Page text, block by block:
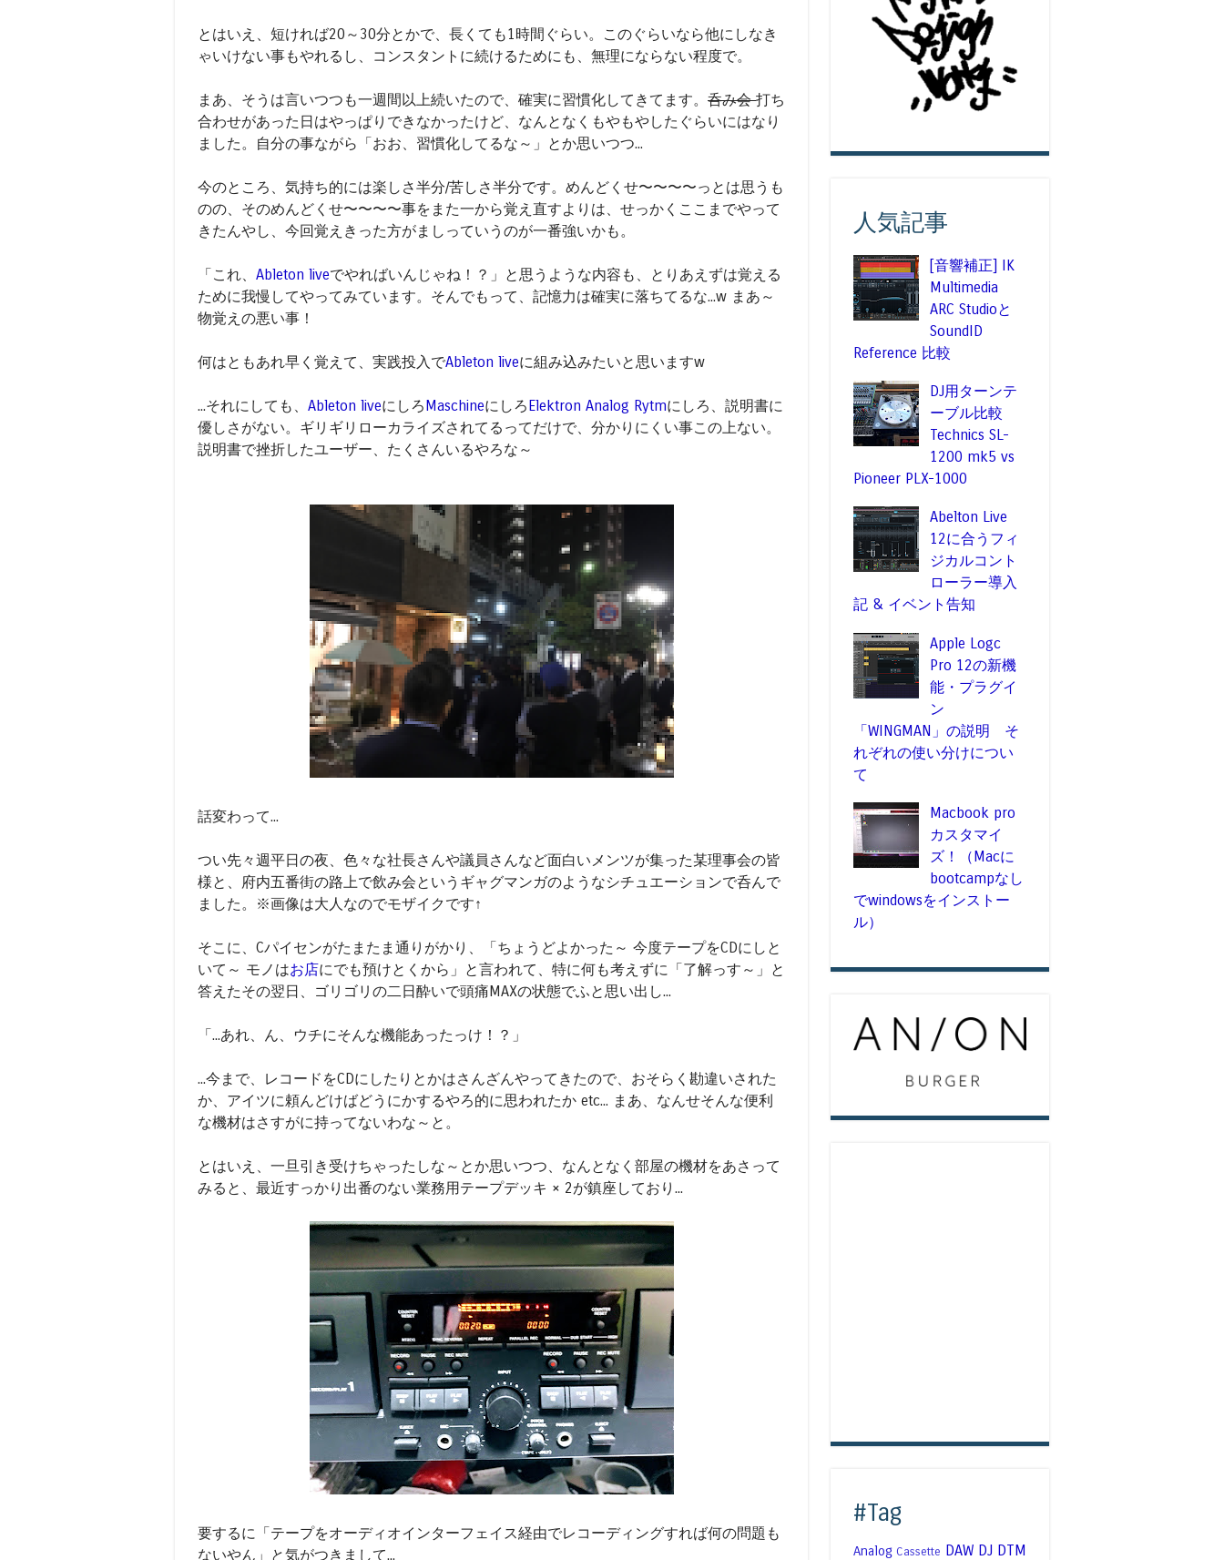
とはいえ、短ければ20～30分とかで、長くても1時間ぐらい。このぐらいなら他にしなき
ゃいけない事もやれるし、コンスタントに続けるためにも、無理にならない程度で。
まあ、そうは言いつつも一週間以上続いたので、確実に習慣化してきてます。 呑み会打ち
合わせがあった日はやっぱりできなかったけど、なんとなくもやもやしたぐらいにはなり
ました。自分の事ながら「おお、習慣化してるな～」とか思いつつ...
今のところ、気持ち的には楽しさ半分/苦しさ半分です。めんどくせ〜〜〜〜っとは思うも
のの、そのめんどくせ〜〜〜〜事をまた一から覚え直すよりは、せっかくここまでやって
きたんやし、今回覚えきった方がましっていうのが一番強いかも。
「これ、 Ableton liveでやればいんじゃね！？」と思うような内容も、とりあえずは覚える
ために我慢してやってみています。そんでもって、記憶力は確実に落ちてるな...w まあ～
物覚えの悪い事！
何はともあれ早く覚えて、実践投入でAbleton liveに組み込みたいと思いますw
...それにしても、 Ableton liveにしろMaschineにしろElektron Analog Rytmにしろ、説明書に
優しさがない。ギリギリローカライズされてるってだけで、分かりにくい事この上ない。
説明書で挫折したユーザー、たくさんいるやろな～
話変わって...
つい先々週平日の夜、色々な社長さんや議員さんなど面白いメンツが集った某理事会の皆
様と、府内五番街の路上で飲み会というギャグマンガのようなシチュエーションで呑んで
ました。※画像は大人なのでモザイクです↑
そこに、Cパイセンがたまたま通りがかり、「ちょうどよかった～ 今度テープをCDにしと
いて～ モノはお店にでも預けとくから」と言われて、特に何も考えずに「了解っす～」と
答えたその翌日、ゴリゴリの二日酔いで頭痛MAXの状態でふと思い出し...
「...あれ、ん、ウチにそんな機能あったっけ！？」
...今まで、レコードをCDにしたりとかはさんざんやってきたので、おそらく勘違いされた
か、アイツに頼んどけばどうにかするやろ的に思われたか etc... まあ、なんせそんな便利
な機材はさすがに持ってないわな～と。
とはいえ、一旦引き受けちゃったしな～とか思いつつ、なんとなく部屋の機材をあさって
みると、最近すっかり出番のない業務用テープデッキ × 2が鎮座しており...
要するに「テープをオーディオインターフェイス経由でレコーディングすれば何の問題も
ないやん」と気がつきまして...
人気記事
[音響補正] IK
Multimedia
ARC Studioと
SoundID
Reference 比較
DJ用ターンテ
ーブル比較
Technics SL-
1200 mk5 vs
Pioneer PLX-1000
Abelton Live
12に合うフィ
ジカルコント
ローラー導入
記 & イベント告知
Apple Logc
Pro 12の新機
能・プラグイ
ン
「WINGMAN」の説明 そ
れぞれの使い分けについ
て
Macbook pro
カスタマイ
ズ！（Macに
bootcampなし
でwindowsをインストー
ル）
#Tag
Analog Cassette DAW DJ DTM